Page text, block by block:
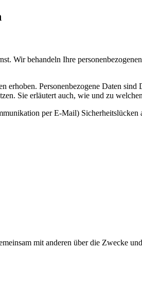
Wir behandeln Ihre
erhoben. Personenbezogene Daten
Sie erläutert auch, wie und zu
per E-Mail)
mit anderen über die Zwecke